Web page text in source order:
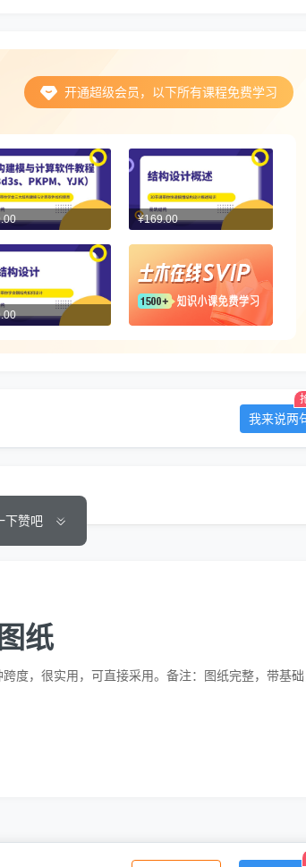
开通超级会员，以下所有课程免费学习
¥169.00
我来说两
纸
度，很实用，可直接采用。备注：图纸完整，带基
下赞吧